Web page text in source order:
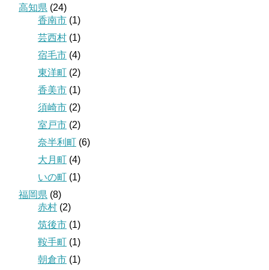
高知県 (24)
香南市 (1)
芸西村 (1)
宿毛市 (4)
東洋町 (2)
香美市 (1)
須崎市 (2)
室戸市 (2)
奈半利町 (6)
大月町 (4)
いの町 (1)
福岡県 (8)
赤村 (2)
筑後市 (1)
鞍手町 (1)
朝倉市 (1)